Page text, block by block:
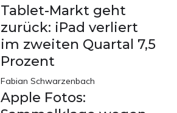
Tablet-Markt geht
zurück: iPad verliert
im zweiten Quartal 7,5
Prozent
Fabian Schwarzenbach
Apple Fotos: